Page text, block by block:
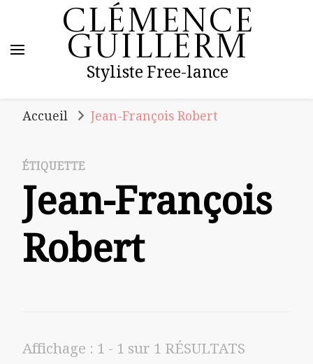
Clémence
Guillerm
Styliste Free-lance
Accueil Jean-François Robert
ÉTIQUETTE
Jean-François
Robert
Affichage : 1 - 1 sur 1 RÉSULTATS